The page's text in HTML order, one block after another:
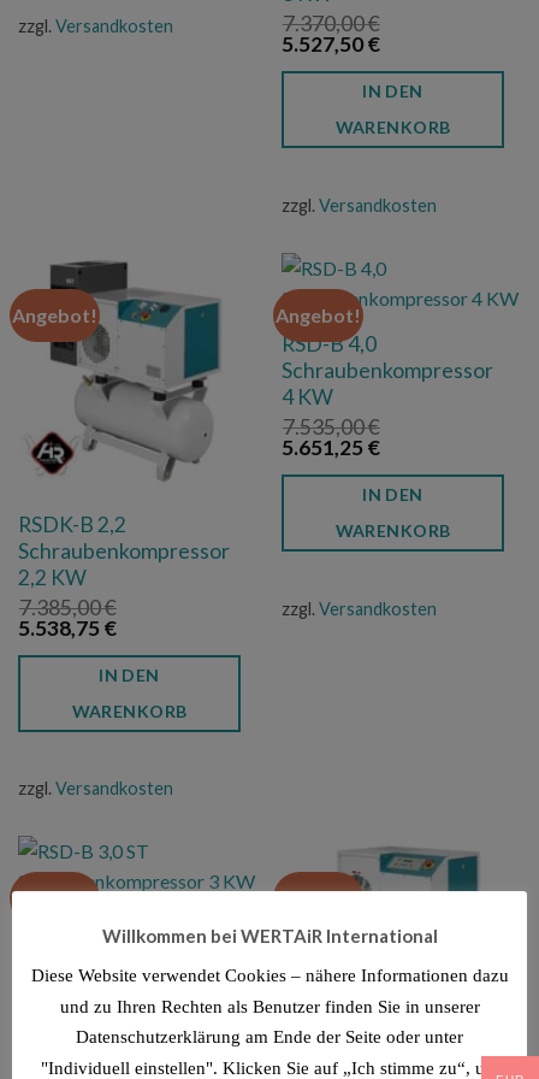
zzgl. Versandkosten
7.370,00€
Ursprünglicher
7.370,00 €
5.527,50€Aktueller
ist:
5.527,50 €.
IN DEN
WARENKORB
zzgl. Versandkosten
Angebot!
RSDK-B 2,2
Schraubenkompressor
2,2 KW
7.385,00€
Ursprünglicher
7.385,00 €
5.538,75€Aktueller
ist:
5.538,75 €.
IN DEN
WARENKORB
zzgl. Versandkosten
Angebot!
RSD-B 4,0
Schraubenkompressor
4 KW
7.535,00€
Ursprünglicher
7.535,00 €
5.651,25€Aktueller
ist:
5.651,25 €.
IN DEN
WARENKORB
zzgl. Versandkosten
Angebot!
RSD-B 3,0 ST
3 KW
7.535,00€
Ursprünglicher
war:
5.651,25€Aktueller
Preis
ist:
Angebot!
Willkommen bei WERTAiR International
Diese Website verwendet Cookies – nähere Informationen dazu
und zu Ihren Rechten als Benutzer finden Sie in unserer
Datenschutzerklärung am Ende der Seite oder unter
"Individuell einstellen". Klicken Sie auf „Ich stimme zu“, um